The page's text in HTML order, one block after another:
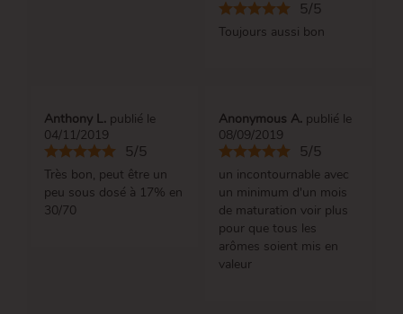
5/5
Toujours aussi bon
Anthony L. publié le
04/11/2019
5/5
Très bon, peut être un
peu sous dosé à 17% en
30/70
Anonymous A. publié le
08/09/2019
5/5
un incontournable avec
un minimum d'un mois
de maturation voir plus
pour que tous les
arômes soient mis en
valeur